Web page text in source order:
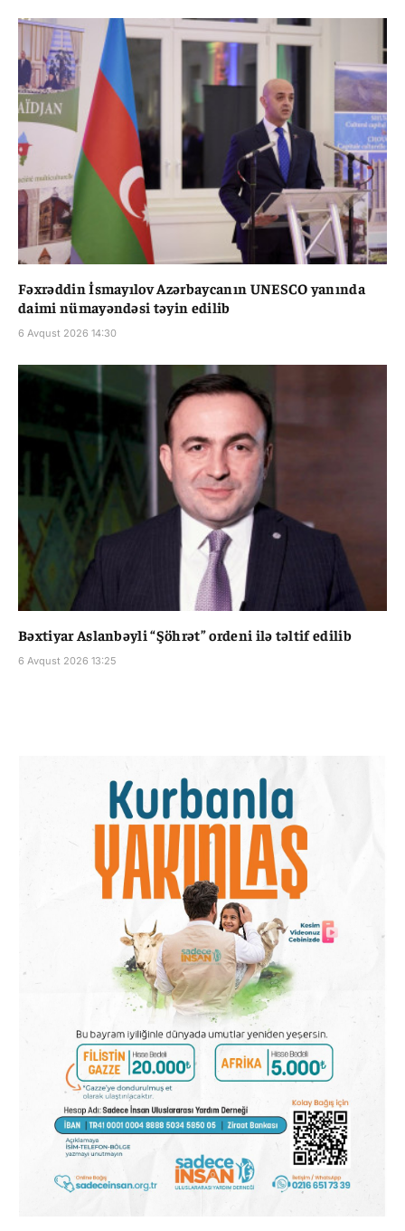
Fəxrəddin İsmayılov Azərbaycanın UNESCO yanında
daimi nümayəndəsi təyin edilib
6 Avqust 2026 14:30
Bəxtiyar Aslanbəyli “Şöhrət” ordeni ilə təltif edilib
6 Avqust 2026 13:25